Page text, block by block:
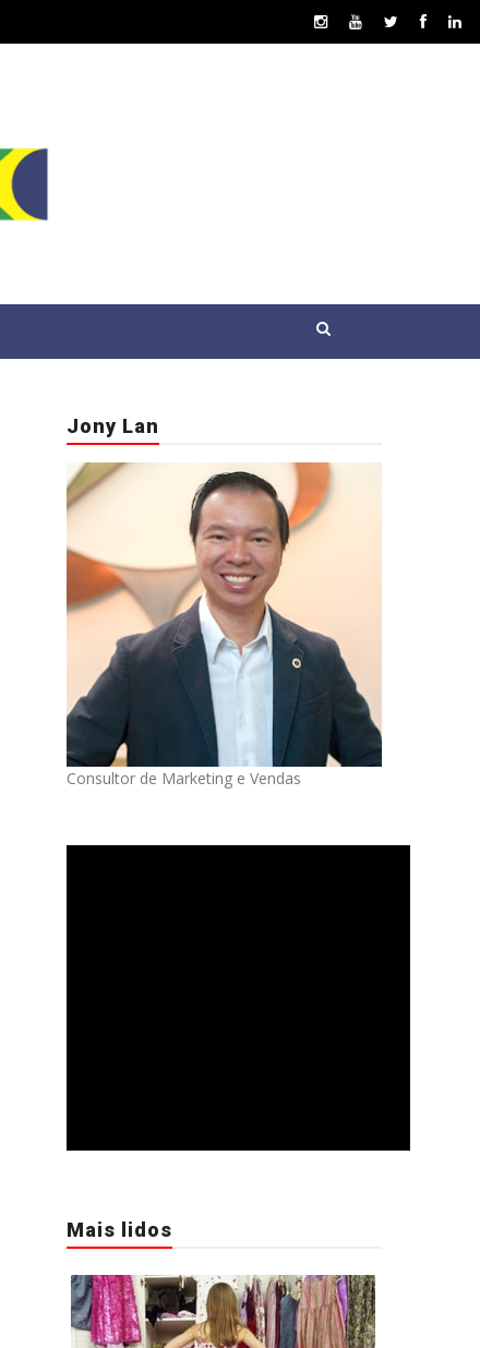
Jony Lan
Consultor de Marketing e Vendas
Mais lidos